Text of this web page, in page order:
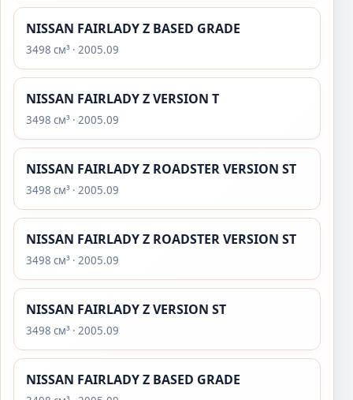
NISSAN FAIRLADY Z BASED GRADE
3498 см³ · 2005.09
NISSAN FAIRLADY Z VERSION T
3498 см³ · 2005.09
NISSAN FAIRLADY Z ROADSTER VERSION ST
3498 см³ · 2005.09
NISSAN FAIRLADY Z ROADSTER VERSION ST
3498 см³ · 2005.09
NISSAN FAIRLADY Z VERSION ST
3498 см³ · 2005.09
NISSAN FAIRLADY Z BASED GRADE